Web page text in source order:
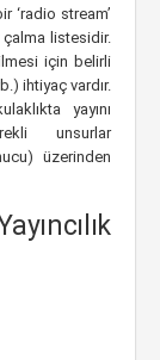
‘radio stream’
çalma listesidir.
için belirli
ihtiyaç vardır.
yayını
unsurlar
üzerinden